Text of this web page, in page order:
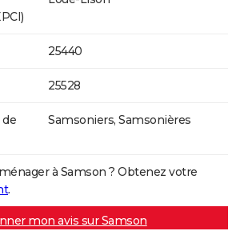
25440
25528
Samsoniers, Samsonières
à Samson ? Obtenez votre
.
mon avis sur Samson